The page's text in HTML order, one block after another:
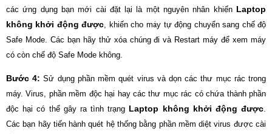
các ứng dụng bạn mới cài đặt lại là một nguyên nhân khiến Laptop
không khởi động được, khiến cho máy tự động chuyển sang chế độ
Safe Mode. Các bạn hãy thử xóa chúng đi và Restart máy để xem máy
có còn chế độ Safe Mode không.
Bước 4:Sử dụng phần mềm quét virus và dọn các thư mục rác trong
máy. Virus, phần mềm độc hại hay các thư mục rác có chứa thành phần
độc hại có thể gây ra tình trạng Laptop không khởi động được.
Các bạn hãy tiến hành quét hệ thống bằng phần mềm diệt virus được cài